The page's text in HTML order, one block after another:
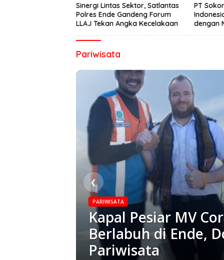
Sinergi Lintas Sektor, Satlantas
Polres Ende Gandeng Forum
LLAJ Tekan Angka Kecelakaan
PT
dengan
Pariwisata
PARIWISATA
Kapal Pesiar MV
Berlabuh di Ende,
Pariwisata
❮